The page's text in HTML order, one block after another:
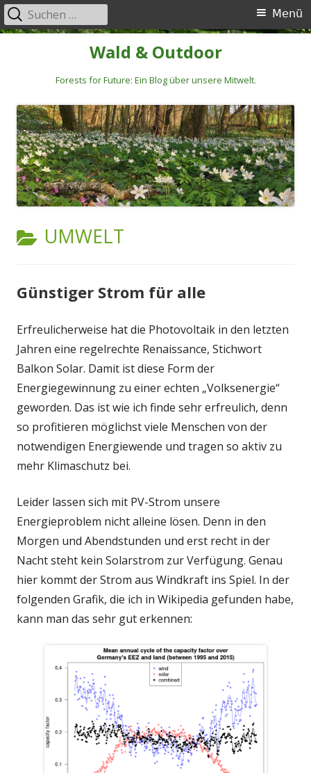
Wald & Outdoor
Forests for Future: Ein Blog über unsere Mitwelt.
Primäres
Menü
Suchen
nach:
KATEGORIE:
UMWELT
Günstiger Strom für alle
Erfreulicherweise hat die Photovoltaik in den letzten
Jahren eine regelrechte Renaissance, Stichwort
Balkon Solar. Damit ist diese Form der
Energiegewinnung zu einer echten „Volksenergie“
geworden. Das ist wie ich finde sehr erfreulich, denn
so profitieren möglichst viele Menschen von der
notwendigen Energiewende und tragen so aktiv zu
mehr Klimaschutz bei.
Leider lassen sich mit PV-Strom unsere
Energieproblem nicht alleine lösen. Denn in den
Morgen und Abendstunden und erst recht in der
Nacht steht kein Solarstrom zur Verfügung. Genau
hier kommt der Strom aus Windkraft ins Spiel. In der
folgenden Grafik, die ich in Wikipedia gefunden habe,
kann man das sehr gut erkennen: